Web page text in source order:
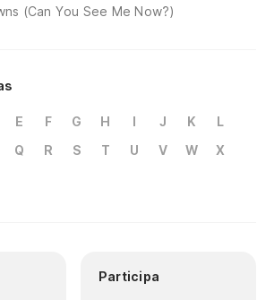
(Can You See Me Now?)
E F G H I J K
L
Q R S T U V W
X
Participa